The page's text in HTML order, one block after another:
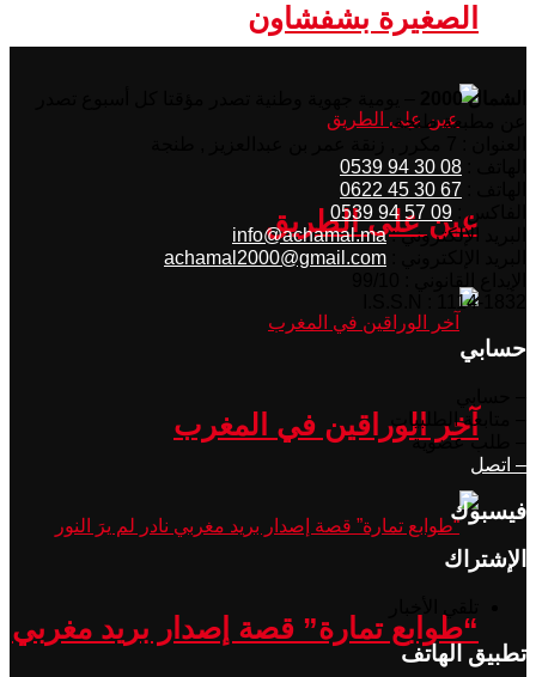
الصغيرة بشفشاون
عين على الطريق
آخر الوراقين في المغرب
“طوابع تمارة” قصة إصدار بريد مغربي
الشمال 2000
عن مطبعة طنجة.
08 30 94 0539
67 30 45 0622
الفاكس : 09 57 94 0539
البريد الإلكتروني :info@achamal.ma
achamal2000@gmail.com
I.S.S.N : 1114-1832
حسابي
– متابعة الطلبيات
– طلب عضوية
– اتصل
فيسبوك
الإشتراك
تطبيق الهاتف